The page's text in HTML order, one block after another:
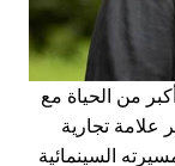
من الحياة مع
علامة تجارية
السينمائية